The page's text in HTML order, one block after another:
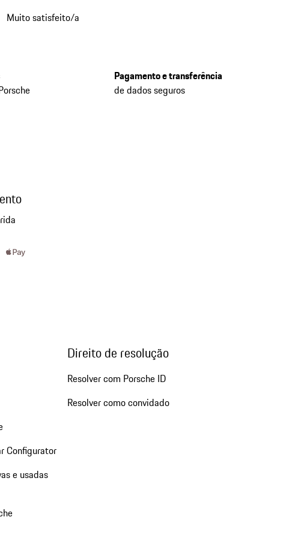
Muito satisfeito/a
Pagamento e transferência
de dados seguros
Configurator
e usadas
Direito de resolução
Resolver com Porsche ID
Resolver como convidado